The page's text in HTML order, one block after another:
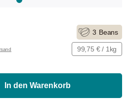
3 Beans
99,75 € / 1kg
In den Warenkorb